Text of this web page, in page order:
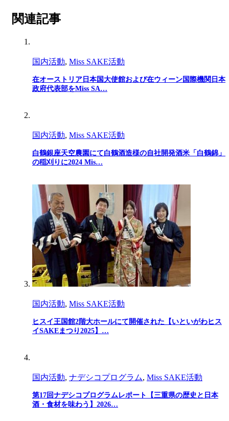
関連記事
国内活動, Miss SAKE活動
在オーストリア日本国大使館および在ウィーン国際機関日本
政府代表部をMiss SA…
国内活動, Miss SAKE活動
白鶴銀座天空農園にて白鶴酒造様の自社開発酒米「白鶴錦」
の稲刈りに2024 Mis…
国内活動, Miss SAKE活動
ヒスイ王国館2階大ホールにて開催された【いといがわヒス
イSAKEまつり2025】…
国内活動, ナデシコプログラム, Miss SAKE活動
第17回ナデシコプログラムレポート【三重県の歴史と日本
酒・食材を味わう】2026…